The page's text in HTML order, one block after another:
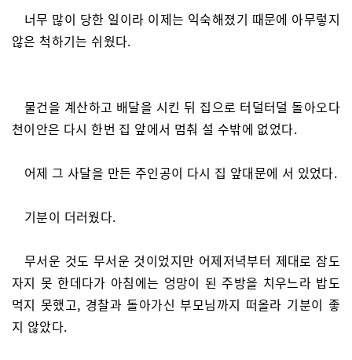
너무 많이 당한 일이라 이제는 익숙해졌기 때문에 아무렇지
않은 척하기는 쉬웠다.
물건을 계산하고 배달을 시킨 뒤 집으로 터덜터덜 돌아오다
천이안은 다시 한번 집 앞에서 멈춰 설 수밖에 없었다.
어제 그 사달을 만든 주인공이 다시 집 앞대문에 서 있었다.
기분이 더러웠다.
무서운 것도 무서운 것이었지만 어제저녁부터 제대로 잠도
자지 못 한데다가 아침에는 엉망이 된 주방을 치우느라 밥도
먹지 못했고, 경찰과 돌아가신 부모님까지 떠올라 기분이 좋
지 않았다.